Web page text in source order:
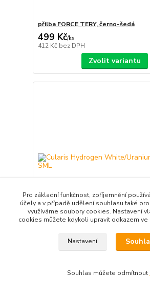
přilba FORCE TERY, černo-šedá
499 Kč/ks
412 Kč bez DPH
Zvolit variantu
Cularis Hydrogen White/Uranium
Pro základní funkčnost, zpříjemnění
účely a v případě udělení souhlasu také
využíváme soubory cookies. Nastavení
cookies můžete kdykoli upravit odkazem
Nastavení
Souhlas můžete odmítnout